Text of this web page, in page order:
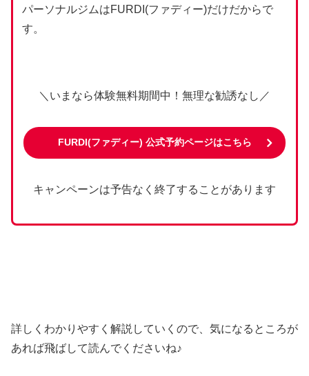
パーソナルジムはFURDI(ファディー)だけだからで
す。
＼いまなら体験無料期間中！無理な勧誘なし／
FURDI(ファディー) 公式予約ページはこちら
キャンペーンは予告なく終了することがあります
詳しくわかりやすく解説していくので、気になるところが
あれば飛ばして読んでくださいね♪